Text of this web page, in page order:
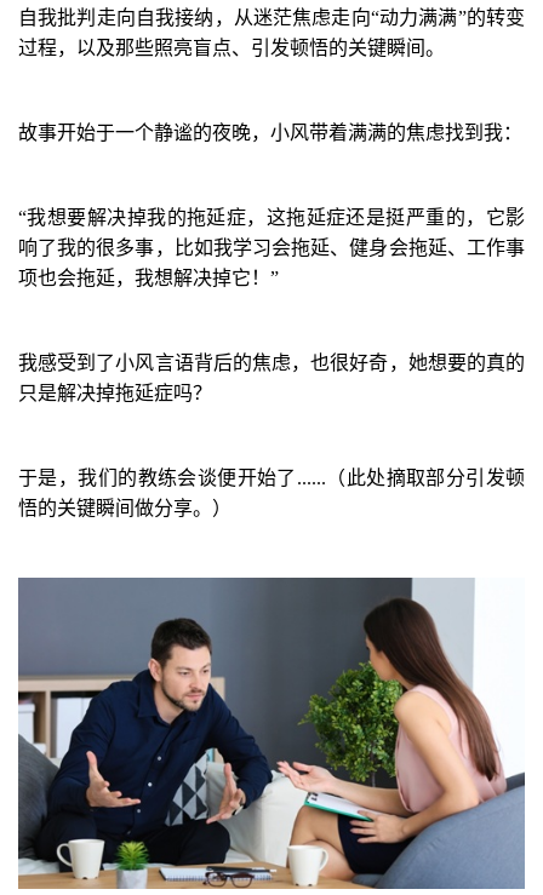
自我批判走向自我接纳，从迷茫焦虑走向“动力满满”的转变
过程，以及那些照亮盲点、引发顿悟的关键瞬间。
故事开始于一个静谧的夜晚，小风带着满满的焦虑找到我：
“我想要解决掉我的拖延症，这拖延症还是挺严重的，它影
响了我的很多事，比如我学习会拖延、健身会拖延、工作事
项也会拖延，我想解决掉它！ ”
我感受到了小风言语背后的焦虑，也很好奇，她想要的真的
只是解决掉拖延症吗？
于是，我们的教练会谈便开始了 ...... （此处摘取部分引发顿
悟的关键瞬间做分享。）